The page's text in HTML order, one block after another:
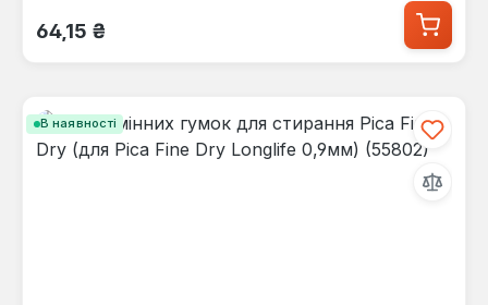
Звичайна ціна:
64,15 ₴
В наявності